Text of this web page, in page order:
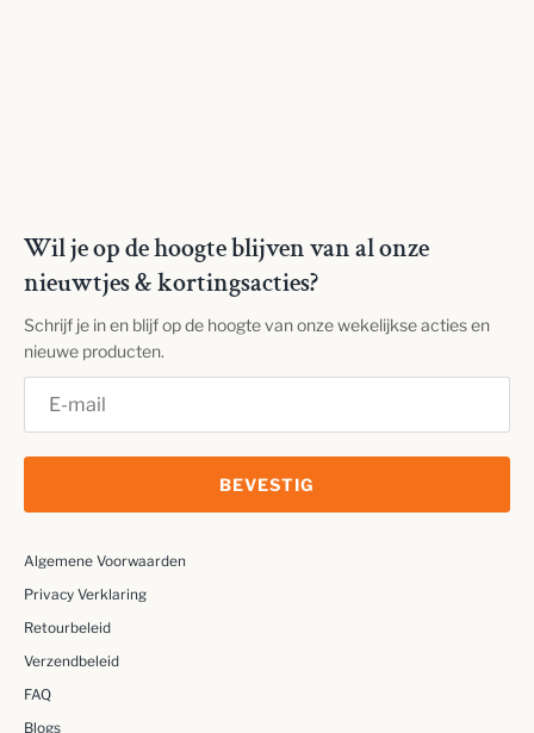
Wil je op de hoogte blijven van al onze
nieuwtjes & kortingsacties?
Schrijf je in en blijf op de hoogte van onze wekelijkse acties en
nieuwe producten.
BEVESTIG
Algemene Voorwaarden
Privacy Verklaring
Retourbeleid
Verzendbeleid
FAQ
Blogs